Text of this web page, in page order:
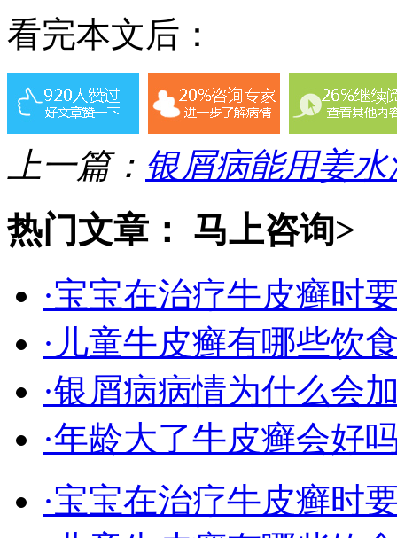
看完本文后：
上一篇： 银屑病能用姜
热门文章： 马上咨询>
·宝宝在治疗牛皮癣时
·儿童牛皮癣有哪些饮
·银屑病病情为什么会
·年龄大了牛皮癣会好
·宝宝在治疗牛皮癣时